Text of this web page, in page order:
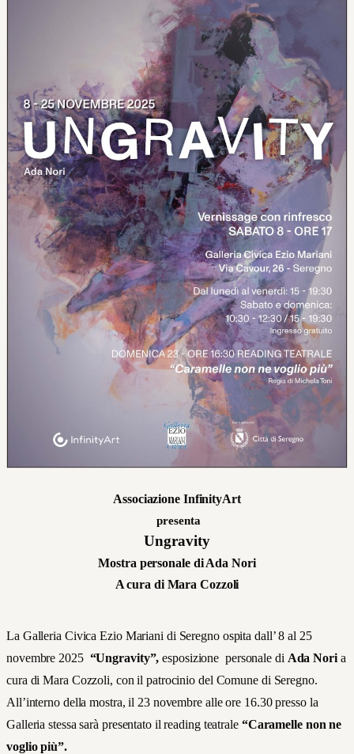
Associazione InfinityArt
presenta
Ungravity
Mostra personale di Ada Nori
A cura di Mara Cozzoli
La Galleria Civica Ezio Mariani di Seregno ospita dall’ 8 al 25
novembre 2025 “Ungravity”, esposizione personale di Ada Noria
cura di Mara Cozzoli, con il patrocinio del Comune di Seregno.
All’interno della mostra, il 23 novembre alle ore 16.30 presso la
Galleria stessa sarà presentato il reading teatrale “Caramelle non ne
voglio più”.